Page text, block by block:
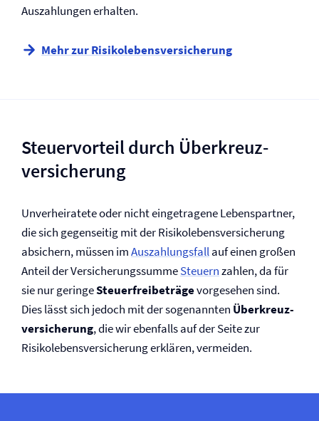
Auszahlungen erhalten.
Mehr zur Risikolebens­versicherung
Steuervorteil durch Überkreuz­
versicherung
Unverheiratete oder nicht eingetragene Lebenspartner,
die sich gegenseitig mit der Risikolebens­versicherung
absichern, müssen imAuszahlungsfallauf einen großen
Anteil der VersicherungssummeSteuernzahlen, da für
sie nur geringeSteuerfreibeträgevorgesehen sind.
Dies lässt sich jedoch mit der sogenannten Überkreuz­
versicherung, die wir ebenfalls auf der Seite zur
Risikolebens­versicherung erklären, vermeiden.